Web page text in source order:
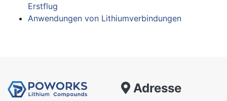
Erstflug
Anwendungen von Lithiumverbindungen
Adresse